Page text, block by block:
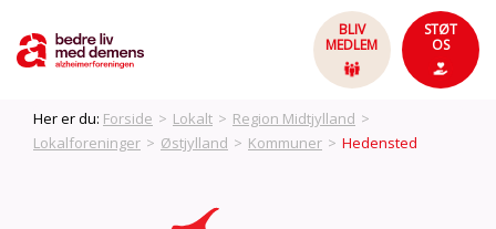
BLIV
MEDLEM
STØT
OS
Her er du: Forside > Lokalt > Region Midtjylland >
Lokalforeninger > Østjylland > Kommuner > Hedensted